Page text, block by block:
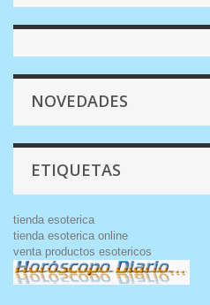
NOVEDADES
ETIQUETAS
tienda esoterica
tienda esoterica online
venta productos esotericos